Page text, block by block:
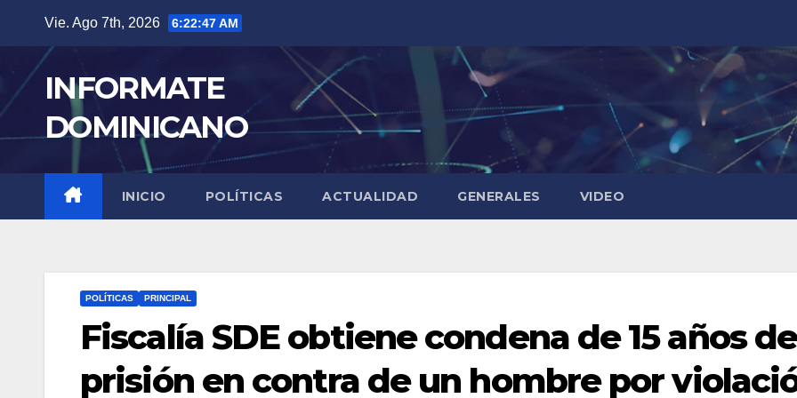
content
Vie. Ago 7th, 2026 6:22:48 AM
INFORMATE
DOMINICANO
INICIO POLÍTICAS ACTUALIDAD GENERALES VIDEO
POLÍTICAS PRINCIPAL
Fiscalía SDE obtiene condena de 15 años de
prisión en contra de un hombre por